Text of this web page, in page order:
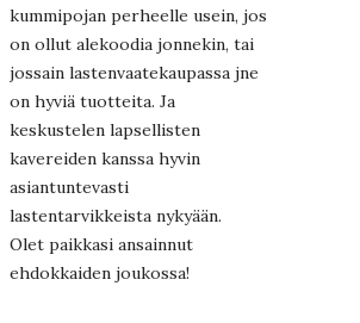
kummipojan perheelle usein, jos
on ollut alekoodia jonnekin, tai
jossain lastenvaatekaupassa jne
on hyviä tuotteita. Ja
keskustelen lapsellisten
kavereiden kanssa hyvin
asiantuntevasti
lastentarvikkeista nykyään.
Olet paikkasi ansainnut
ehdokkaiden joukossa!